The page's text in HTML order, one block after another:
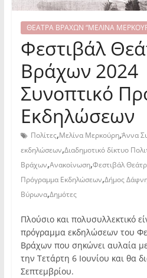
ΘΕΑΤΡΑ ΒΡΑΧΩΝ “ΜΕΛΙΝΑ
Φεστιβάλ
Βράχων 2024
Συνοπτικό
Εκδηλώσεων
Πολίτες,Μελίνα Μερκούρη,Άννα
εκδηλώσεων,Διαδημοτικό δίκτυο
Βράχων,Ανακοίνωση,Φεστιβάλ
Πρόγραμμα Εκδηλώσεων,Δήμος
Βύρωνα,Δημότες
Πλούσιο και πολυσυλλεκτικό
πρόγραμμα εκδηλώσεων του
Βράχων που σηκώνει αυλαία
την Τετάρτη 6 Ιουνίου και θα
Σεπτεμβρίου.